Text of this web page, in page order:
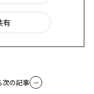
有
次の記事